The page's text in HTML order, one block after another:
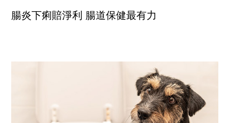
腸炎下痢賠淨利 腸道保健最有力